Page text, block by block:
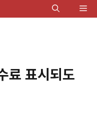
메
료 표시되도